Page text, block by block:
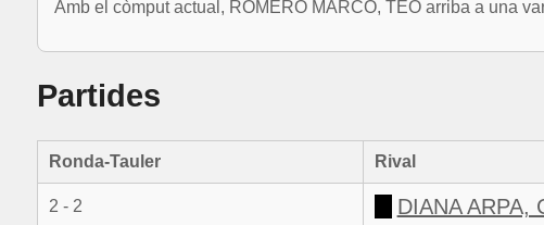
Amb el còmput actual, ROMERO MARCO, TEO arriba a una
Partides
Ronda-Tauler Rival
2 - 2 DIANA ARPA,